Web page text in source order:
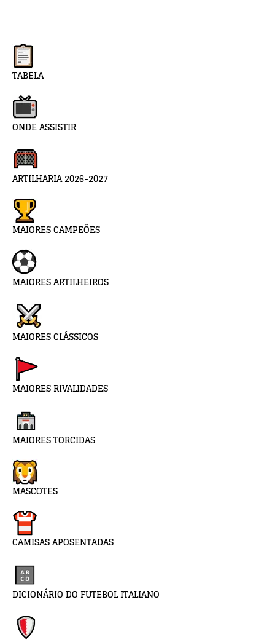
TABELA
ONDE ASSISTIR
ARTILHARIA 2026-2027
MAIORES CAMPEÕES
MAIORES ARTILHEIROS
MAIORES CLÁSSICOS
MAIORES RIVALIDADES
MAIORES TORCIDAS
MASCOTES
CAMISAS APOSENTADAS
DICIONÁRIO DO FUTEBOL ITALIANO